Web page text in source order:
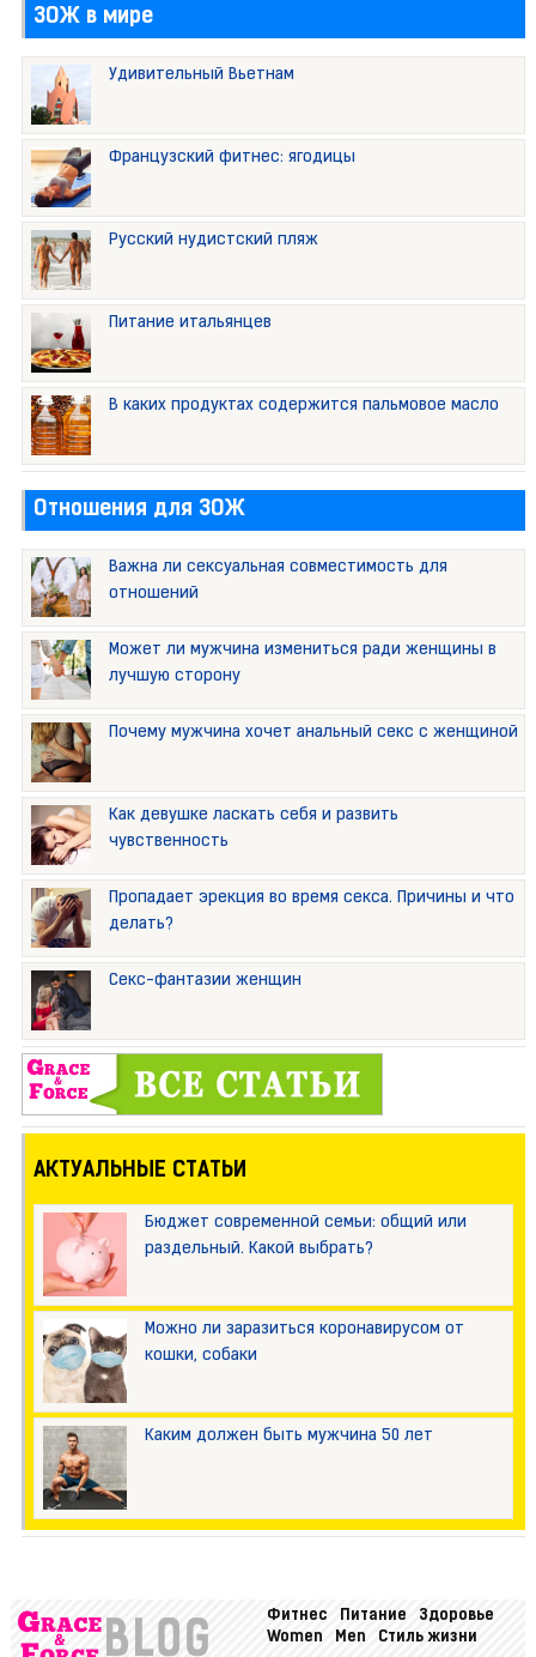
ЗОЖ в мире
Удивительный Вьетнам
Французский фитнес: ягодицы
Русский нудистский пляж
Питание итальянцев
В каких продуктах содержится пальмовое масло
Отношения для ЗОЖ
Важна ли сексуальная совместимость для
отношений
Может ли мужчина измениться ради женщины в
лучшую сторону
Почему мужчина хочет анальный секс с женщиной
Как девушке ласкать себя и развить
чувственность
Пропадает эрекция во время секса. Причины и что
делать?
Секс-фантазии женщин
АКТУАЛЬНЫЕ СТАТЬИ
Бюджет современной семьи: общий или
раздельный. Какой выбрать?
Можно ли заразиться коронавирусом от
кошки, собаки
Каким должен быть мужчина 50 лет
Фитнес Питание
Здоровье
Women
Men Стиль жизни